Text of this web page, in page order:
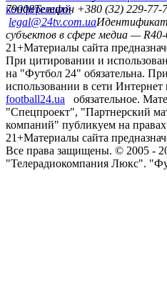
конференций
79008Телефон +380 (32) 229-77-
legal@24tv.com.ua
субъектов в сфере медиа —
21+Материалы сайта
При цитировании и
на "Футбол 24" обязательна.
использовании в сети Интернет
football24.ua
обязательное.
"Спецпроект", "Партнерский
компаний" публикуем на
21+Материалы сайта
Все права защищены. © 2005 -
"Телерадиокомпания Люкс".